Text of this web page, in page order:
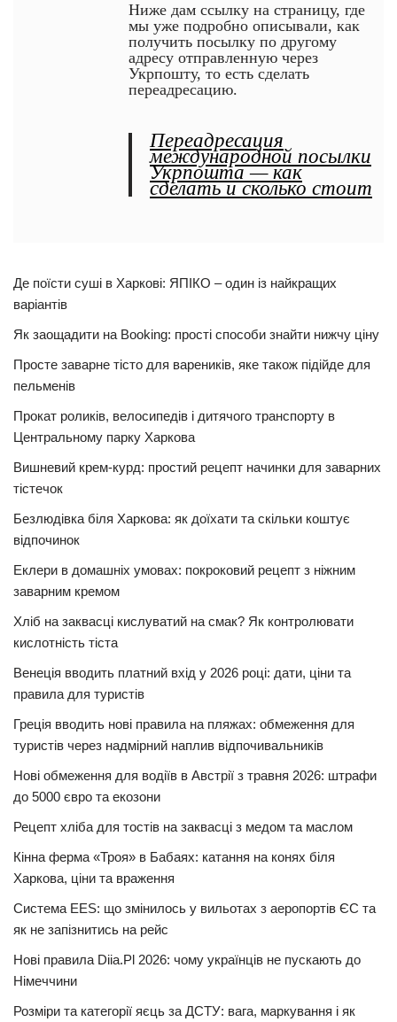
Ниже дам ссылку на страницу, где
мы уже подробно описывали, как
получить посылку по другому
адресу отправленную через
Укрпошту, то есть сделать
переадресацию.
Переадресация
международной посылки
Укрпошта — как
сделать и сколько стоит
Де поїсти суші в Харкові: ЯПІКО – один із найкращих
варіантів
Як заощадити на Booking: прості способи знайти нижчу ціну
Просте заварне тісто для вареників, яке також підійде для
пельменів
Прокат роликів, велосипедів і дитячого транспорту в
Центральному парку Харкова
Вишневий крем-курд: простий рецепт начинки для заварних
тістечок
Безлюдівка біля Харкова: як доїхати та скільки коштує
відпочинок
Еклери в домашніх умовах: покроковий рецепт з ніжним
заварним кремом
Хліб на заквасці кислуватий на смак? Як контролювати
кислотність тіста
Венеція вводить платний вхід у 2026 році: дати, ціни та
правила для туристів
Греція вводить нові правила на пляжах: обмеження для
туристів через надмірний наплив відпочивальників
Нові обмеження для водіїв в Австрії з травня 2026: штрафи
до 5000 євро та екозони
Рецепт хліба для тостів на заквасці з медом та маслом
Кінна ферма «Троя» в Бабаях: катання на конях біля
Харкова, ціни та враження
Система EES: що змінилось у вильотах з аеропортів ЄС та
як не запізнитись на рейс
Нові правила Diia.Pl 2026: чому українців не пускають до
Німеччини
Розміри та категорії яєць за ДСТУ: вага, маркування і як